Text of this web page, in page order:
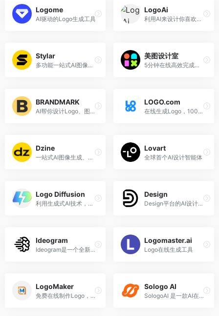
Logome
AI驱动的Logo生成工具
LogoAi
利用AI来设计你喜欢的Logo和品牌标志
Stylar
多功能一站式AI图像生成、设计、编辑平台
美图设计室
5分钟在线高效完成平面设计，AI帮你做设计
BRANDMARK
AI帮你设计Logo、图标、名片、模板……等
LOGO.com
在线生成Logo，100%免费
Dzine
一站式AI图像生成、设计、编辑平台
Lovart
全球首个AI设计智能体
Logo Diffusion
利用生成式AI技术，在几秒钟内创建Logo
Design
Design平台的AI设计工具，AI logo设计、AI背景去除、AI名称生成器。
Ideogram
Ideogram是一个全新的文本转图像AI绘画生成平台，擅长于生成带有文本的图像，如LOGO上的字母、数字等。
Logomaster.ai
Logo在线生成工具
LogoMaker
免费在线制作Logo，在几分钟内完成标志设计
Sologo AI
SologoAI 是一款AI在线LOGO生成工具，帮助用户快速创建独特且专业的品牌标识和配套VI设计。